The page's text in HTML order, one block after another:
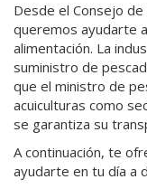
Desde el Consejo
queremos ayudarte
alimentación. La
suministro de
que el ministro de
acuiculturas como
se garantiza su
A continuación, te
ayudarte en tu día a